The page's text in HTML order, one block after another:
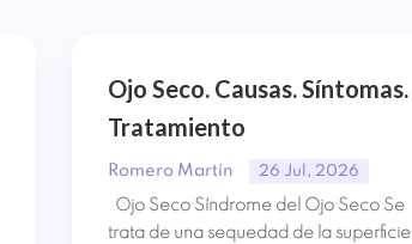
Ojo Seco. Causas. Síntomas.
Tratamiento
Romero Martín 26 Jul, 2026
Ojo Seco Síndrome del Ojo Seco Se
trata de una sequedad de la superficie